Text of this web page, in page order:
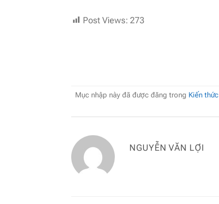
Post Views: 273
Mục nhập này đã được đăng trong Kiến thức
NGUYỄN VĂN LỢI